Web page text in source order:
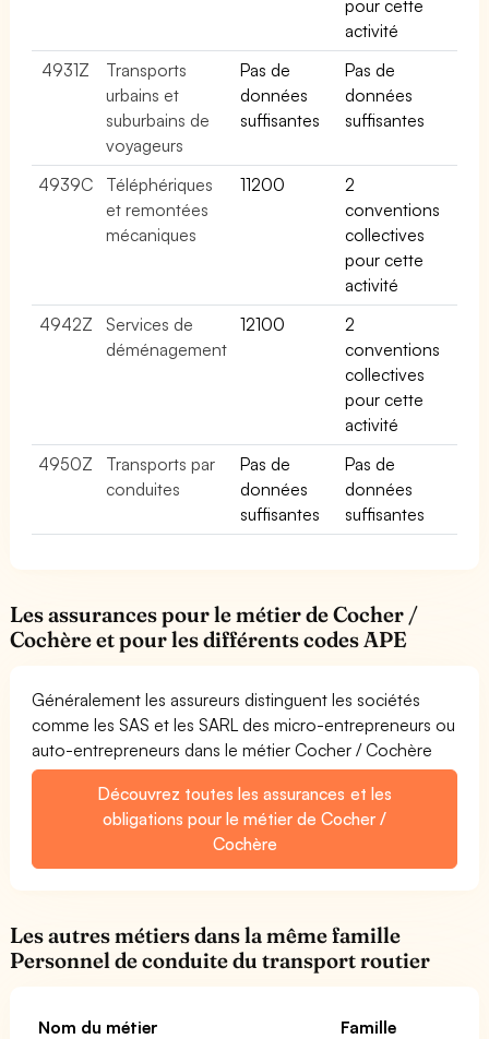
pour cette
activité
4931Z
Transports
urbains et
suburbains de
voyageurs
Pas de
données
suffisantes
Pas de
données
suffisantes
4939C
Téléphériques
et remontées
mécaniques
11200
2
conventions
collectives
pour cette
activité
4942Z
Services de
déménagement
12100
2
conventions
collectives
pour cette
activité
4950Z
Transports par
conduites
Pas de
données
suffisantes
Pas de
données
suffisantes
Les assurances pour le métier de Cocher /
Cochère et pour les différents codes APE
Généralement les assureurs distinguent les sociétés
comme les SAS et les SARL des micro-entrepreneurs ou
auto-entrepreneurs dans le métier Cocher / Cochère
Découvrez toutes les assurances et les
obligations pour le métier de Cocher /
Cochère
Les autres métiers dans la même famille
Personnel de conduite du transport routier
Nom du métier
Famille